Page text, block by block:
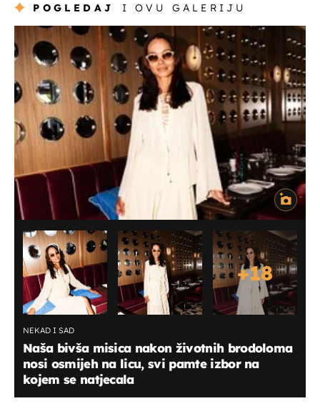
POGLEDAJ I OVU GALERIJU
+18
NEKAD I SAD
Naša bivša misica nakon životnih brodoloma
nosi osmijeh na licu, svi pamte izbor na
kojem se natjecala